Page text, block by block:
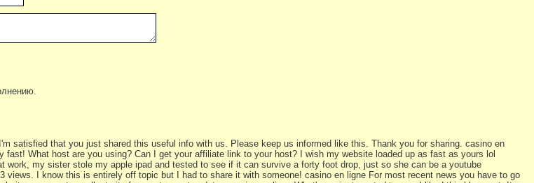
satisfied that you just shared this useful info with us. Please keep us informed like this. Thank you for sharing. casino en
fast! What host are you using? Can I get your affiliate link to your host? I wish my website loaded up as fast as yours lol
work, my sister stole my apple ipad and tested to see if it can survive a forty foot drop, just so she can be a youtube
views. I know this is entirely off topic but I had to share it with someone! casino en ligne For most recent news you have to go